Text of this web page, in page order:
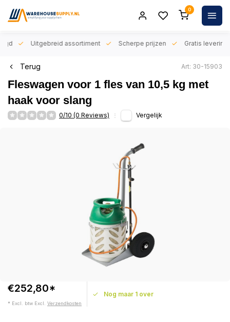
0
Uitgebreid assortiment Scherpe prijzen Gratis levering
Terug Art: 30-15903
Fleswagen voor 1 fles van 10,5 kg met
haak voor slang
0/10 (0 Reviews) Vergelijk
€252,80*
* Excl. btw Excl. Verzendkosten
Nog maar 1 over